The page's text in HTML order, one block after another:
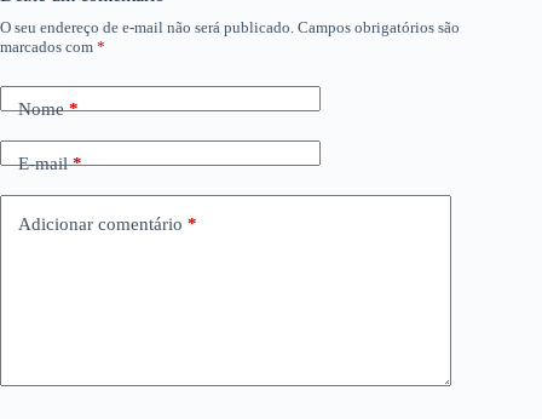
O seu endereço de e-mail não será publicado. Campos obrigatórios são
marcados com *
Nome*
E-mail*
Adicionar comentário *